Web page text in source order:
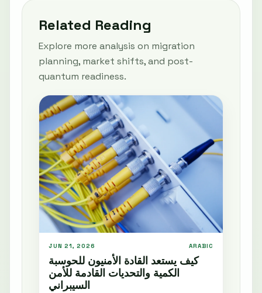
Related Reading
Explore more analysis on migration
planning, market shifts, and post-
quantum readiness.
JUN 21, 2026 ARABIC
كيف يستعد القادة الأمنيون للحوسبة
الكمية والتحديات القادمة للأمن
السيبراني